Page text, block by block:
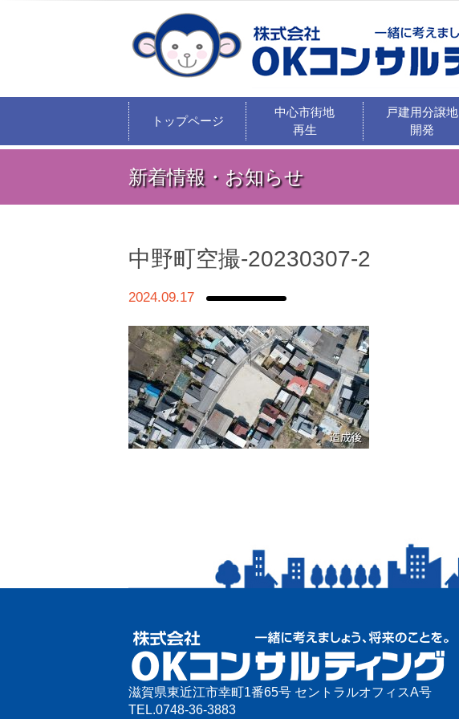
トップページ
中心市街地
再生
戸建用分譲地
開発
新着情報・お知らせ
中野町空撮-20230307-2
2024.09.17
滋賀県東近江市幸町1番65号 セントラルオフィスA号
TEL.0748-36-3883